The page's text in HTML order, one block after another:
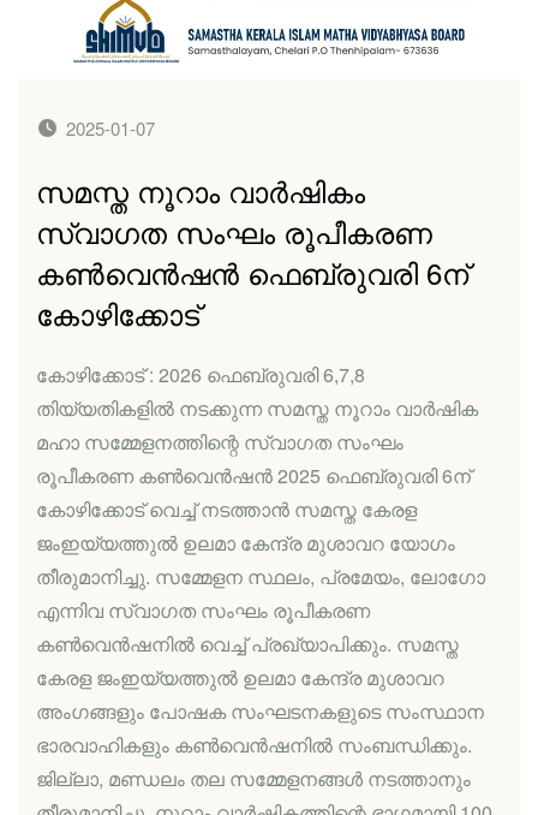
2025-01-07
സമസ്ത നൂറാം വാര്‍ഷികം
സ്വാഗത സംഘം രൂപീകരണ
കണ്‍വെന്‍ഷന്‍ ഫെബ്രുവരി 6ന്
കോഴിക്കോട്
കോഴിക്കോട് : 2026 ഫെബ്രുവരി 6,7,8
തിയ്യതികളില്‍ നടക്കുന്ന സമസ്ത നൂറാം വാര്‍ഷിക
മഹാ സമ്മേളനത്തിന്റെ സ്വാഗത സംഘം
രൂപീകരണ കണ്‍വെന്‍ഷന്‍ 2025 ഫെബ്രുവരി 6ന്
കോഴിക്കോട് വെച്ച് നടത്താന്‍ സമസ്ത കേരള
ജംഇയ്യത്തുല്‍ ഉലമാ കേന്ദ്ര മുശാവറ യോഗം
തീരുമാനിച്ചു. സമ്മേളന സ്ഥലം, പ്രമേയം, ലോഗോ
എന്നിവ സ്വാഗത സംഘം രൂപീകരണ
കണ്‍വെന്‍ഷനില്‍ വെച്ച് പ്രഖ്യാപിക്കും. സമസ്ത
കേരള ജംഇയ്യത്തുല്‍ ഉലമാ കേന്ദ്ര മുശാവറ
അംഗങ്ങളും പോഷക സംഘടനകളുടെ സംസ്ഥാന
ഭാരവാഹികളും കണ്‍വെന്‍ഷനില്‍ സംബന്ധിക്കും.
ജില്ലാ, മണ്ഡലം തല സമ്മേളനങ്ങള്‍ നടത്താനും